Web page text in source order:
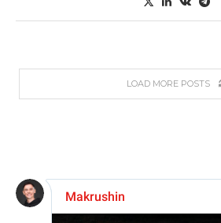
LOAD MORE POSTS